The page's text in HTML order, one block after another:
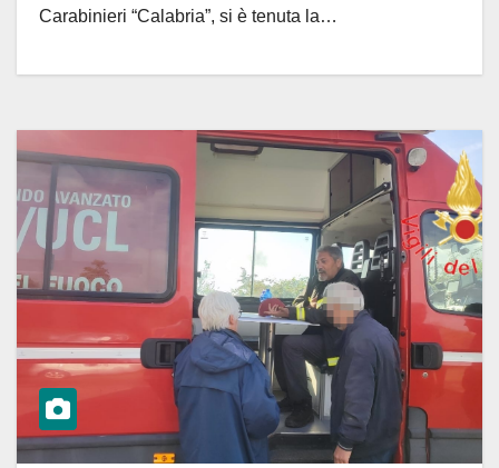
Carabinieri “Calabria”, si è tenuta la…